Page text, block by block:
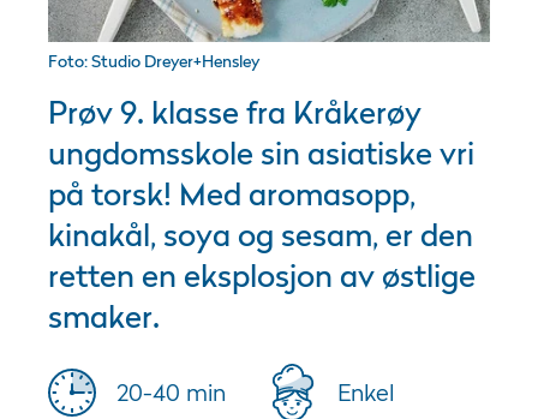
Foto: Studio Dreyer+Hensley
Prøv 9. klasse fra Kråkerøy
ungdomsskole sin asiatiske vri
på torsk! Med aromasopp,
kinakål, soya og sesam, er den
retten en eksplosjon av østlige
smaker.
20-40 min Enkel